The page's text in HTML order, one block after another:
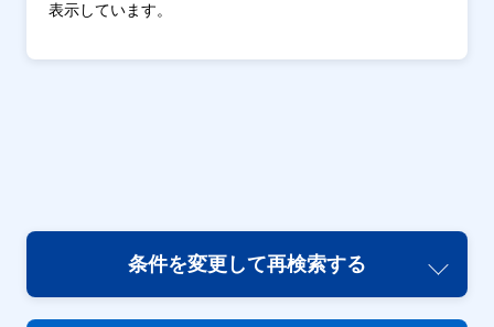
表示しています。
条件を変更して再検索する